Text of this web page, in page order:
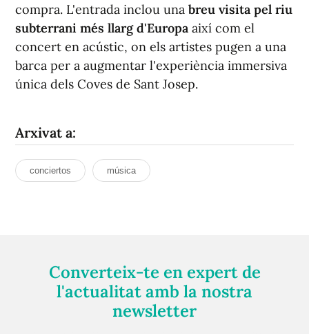
compra. L'entrada inclou una breu visita pel riu
subterrani més llarg d'Europa així com el
concert en acústic, on els artistes pugen a una
barca per a augmentar l'experiència immersiva
única dels Coves de Sant Josep.
Arxivat a:
conciertos música
Converteix-te en expert de
l'actualitat amb la nostra
newsletter